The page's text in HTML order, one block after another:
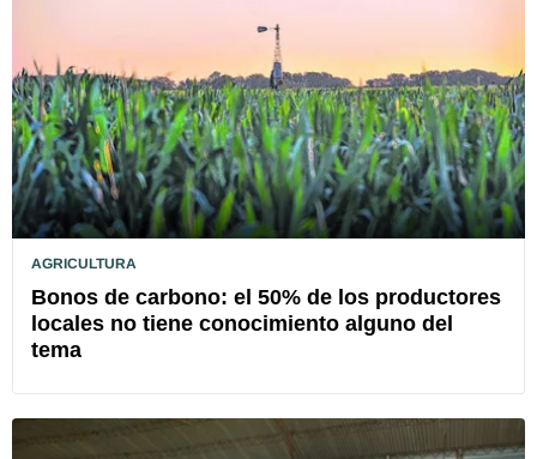
AGRICULTURA
Bonos de carbono: el 50% de los productores
locales no tiene conocimiento alguno del
tema